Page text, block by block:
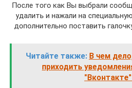
После того как Вы выбрали
удалить и нажали на
дополнительно поставить
Читайте также: В чем
приходить